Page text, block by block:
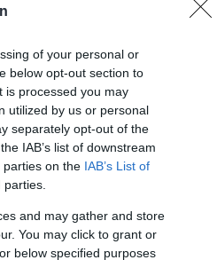
of your personal or
below opt-out section to
is processed you may
utilized by us or personal
separately opt-out of the
IAB’s list of downstream
parties on the IAB’s List of
and may gather and store
You may click to grant or
below specified purposes
Η